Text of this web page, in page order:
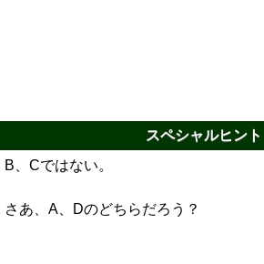
スペシャルヒント
B、Cではない。
さあ、A、Dのどちらだろう？